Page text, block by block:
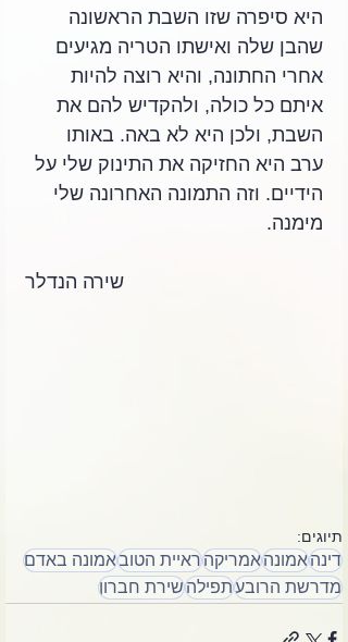
היא סיפרה שזו השבת הראשונה
שהבן שלה ואישתו הטריה מגיעים
אחרי החתונה, והיא רוצה להיות
איתם כל כולה, ולהקדיש להם את
השבת, ולכן היא לא באה. באותו
ערב היא החזיקה את התינוק שלי על
הידיים. וזה התמונה האחרונה שלי
מימנה.
שירה הנדלר
תיוגים:
דינהאמונהאמריקהראיית הטובאמונה באדם
מדרשת הרובעתפילהשירת חברון